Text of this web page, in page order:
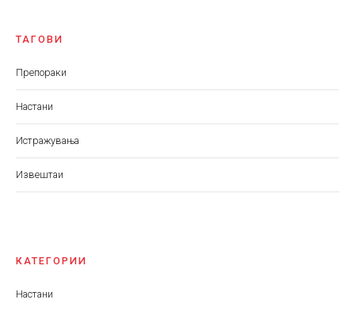
ТАГОВИ
Препораки
Настани
Истражувања
Извештаи
КАТЕГОРИИ
Настани